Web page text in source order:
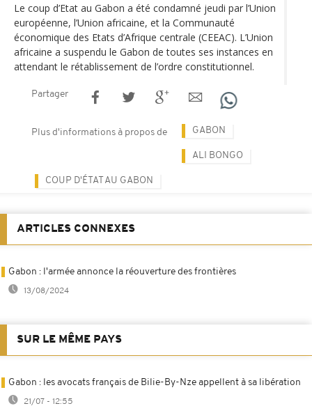
Le coup d’Etat au Gabon a été condamné jeudi par l’Union
européenne, l’Union africaine, et la Communauté
économique des Etats d’Afrique centrale (CEEAC). L’Union
africaine a suspendu le Gabon de toutes ses instances en
attendant le rétablissement de l’ordre constitutionnel.
Partager
Plus d'informations à propos de GABON
ALI BONGO
COUP D'ÉTAT AU GABON
ARTICLES CONNEXES
Gabon : l'armée annonce la réouverture des frontières
13/08/2024
SUR LE MÊME PAYS
Gabon : les avocats français de Bilie-By-Nze appellent à sa libération
21/07 - 12:55